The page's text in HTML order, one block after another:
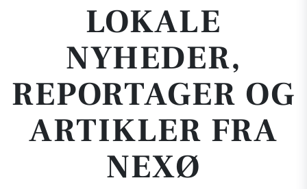
LOKALE
NYHEDER,
REPORTAGER OG
ARTIKLER FRA
NEXØ